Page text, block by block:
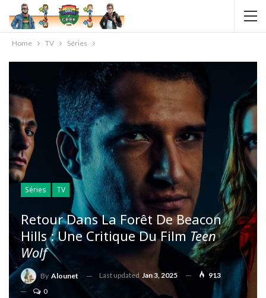
Home TV Séries
Séries TV
Retour Dans La Forêt De Beacon
Hills : Une Critique Du Film Teen
Wolf
By Alounet Last updated Jan 3, 2025
913
0